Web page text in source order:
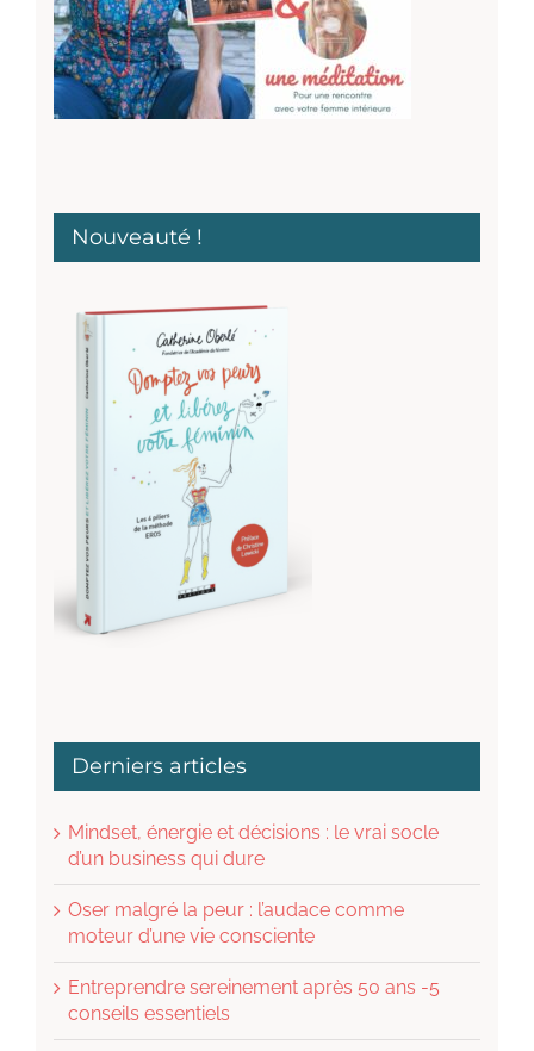
Nouveauté !
Derniers articles
Mindset, énergie et décisions : le vrai socle
d’un business qui dure
Oser malgré la peur : l’audace comme
moteur d’une vie consciente
Entreprendre sereinement après 50 ans -5
conseils essentiels